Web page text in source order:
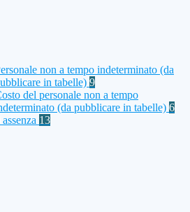
non a tempo indeterminato (da
in tabelle) 9
del personale non a tempo
(da pubblicare in tabelle) 6
13